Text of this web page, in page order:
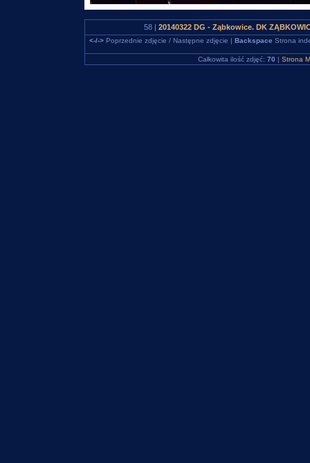
58 | 20140322 DG - Ząbkowice. DK
<-/->Poprzednie zdjęcie / Następne zdjęcie | Backspace Strona
Całkowita ilość zdjęć: 70 | Strona